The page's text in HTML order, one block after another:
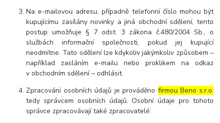
Na e-mailovou adresu, případně telefonní číslo mohou být
kupujícímu zasílány novinky a jiná obchodní sdělení, tento
postup umožňuje § 7 odst. 3 zákona č.480/2004 Sb., o
službách informační společnosti, pokud jej kupující
neodmítne. Tato sdělení lze kdykoliv jakýmkoliv způsobem –
například zasláním e-mailu nebo proklikem na odkaz
v obchodním sdělení – odhlásit.
Zpracování osobních údajů je prováděno firmou Beno s.r.o.
tedy správcem osobních údajů. Osobní údaje pro tohoto
správce zpracovávají také zpracovatelé: